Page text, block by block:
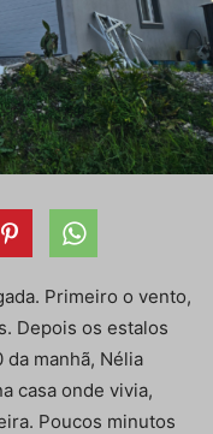
Primeiro o vento,
Depois os estalos
manhã, Nélia
casa onde vivia,
Poucos minutos